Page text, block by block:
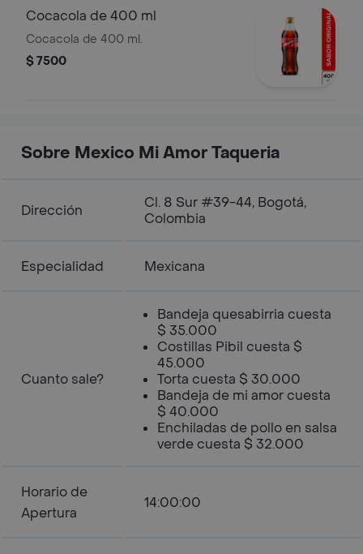
Cocacola de 400 ml
Cocacola de 400 ml.
$ 7500
Sobre Mexico Mi Amor Taqueria
Dirección
Cl. 8 Sur #39-44, Bogotá,
Colombia
Especialidad Mexicana
Cuanto sale?
Bandeja quesabirria cuesta
$ 35.000
Costillas Pibil cuesta $
45.000
Torta cuesta $ 30.000
Bandeja de mi amor cuesta
$ 40.000
Enchiladas de pollo en salsa
verde cuesta $ 32.000
Horario de
Apertura
14:00:00